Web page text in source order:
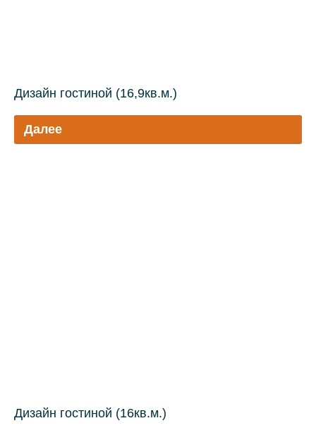
Дизайн гостиной (16,9кв.м.)
Далее
Дизайн гостиной (16кв.м.)